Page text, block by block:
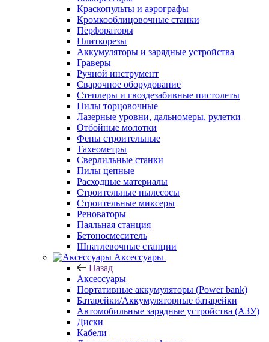
Краскопульты и аэрографы
Кромкооблицовочные станки
Перфораторы
Плиткорезы
Аккумуляторы и зарядные устройства
Граверы
Ручной инструмент
Сварочное оборудование
Степлеры и гвоздезабивные пистолеты
Пилы торцовочные
Лазерные уровни, дальномеры, рулетки
Отбойные молотки
Фены строительные
Тахеометры
Сверлильные станки
Пилы цепные
Расходные материалы
Строительные пылесосы
Строительные миксеры
Реноваторы
Паяльная станция
Бетоносмеситель
Шпатлевочные станции
Аксессуары
Назад
Аксессуары
Портативные аккумуляторы (Power bank)
Батарейки/Аккумуляторные батарейки
Автомобильные зарядные устройства (АЗУ)
Диски
Кабели